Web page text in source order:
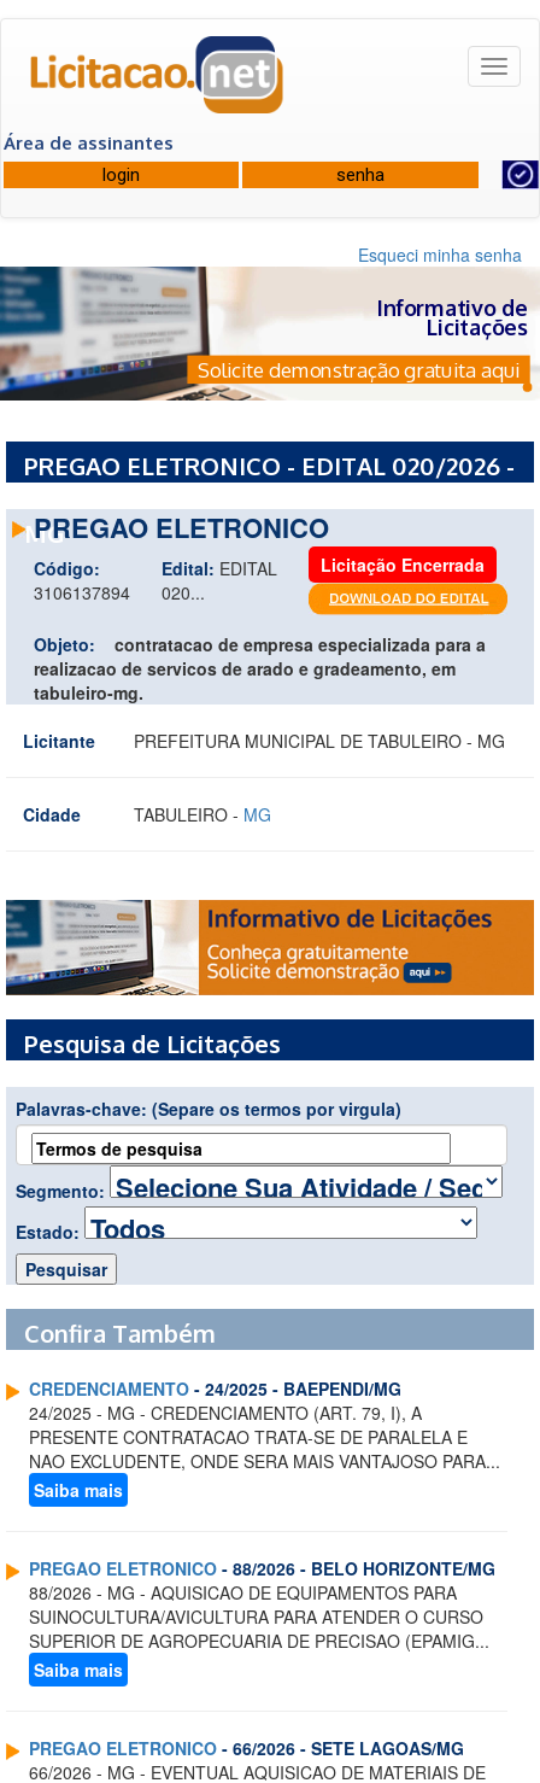
Área de assinantes
Esqueci minha senha
Informativo de
Licitações
Solicite demonstração gratuita aqui
PREGAO ELETRONICO - EDITAL 020/2026 -
MG
PREGAO ELETRONICO
Código:
3106137894
Edital: EDITAL
020...
Licitação Encerrada
Objeto:
contratacao de empresa especializada para a
realizacao de servicos de arado e gradeamento, em
tabuleiro-mg.
Licitante
PREFEITURA MUNICIPAL DE TABULEIRO - MG
Cidade TABULEIRO - MG
Pesquisa de Licitações
Palavras-chave: (Separe os termos por virgula)
Segmento:
Estado:
Confira Também
CREDENCIAMENTO - 24/2025 - BAEPENDI/MG
24/2025 - MG - CREDENCIAMENTO (ART. 79, I), A
PRESENTE CONTRATACAO TRATA-SE DE PARALELA E
NAO EXCLUDENTE, ONDE SERA MAIS VANTAJOSO PARA...
Saiba mais
PREGAO ELETRONICO - 88/2026 - BELO HORIZONTE/MG
88/2026 - MG - AQUISICAO DE EQUIPAMENTOS PARA
SUINOCULTURA/AVICULTURA PARA ATENDER O CURSO
SUPERIOR DE AGROPECUARIA DE PRECISAO (EPAMIG...
Saiba mais
PREGAO ELETRONICO - 66/2026 - SETE LAGOAS/MG
66/2026 - MG - EVENTUAL AQUISICAO DE MATERIAIS DE